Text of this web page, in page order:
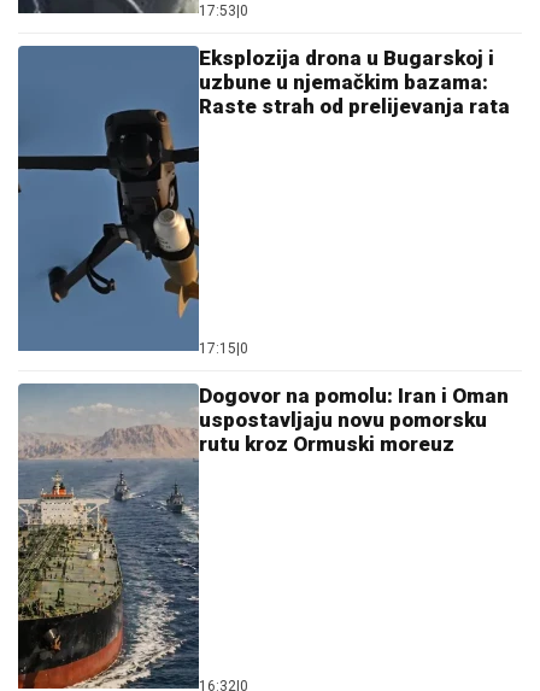
17:53|0
Eksplozija drona u Bugarskoj i
uzbune u njemačkim bazama:
Raste strah od prelijevanja rata
17:15|0
Dogovor na pomolu: Iran i Oman
uspostavljaju novu pomorsku
rutu kroz Ormuski moreuz
16:32|0